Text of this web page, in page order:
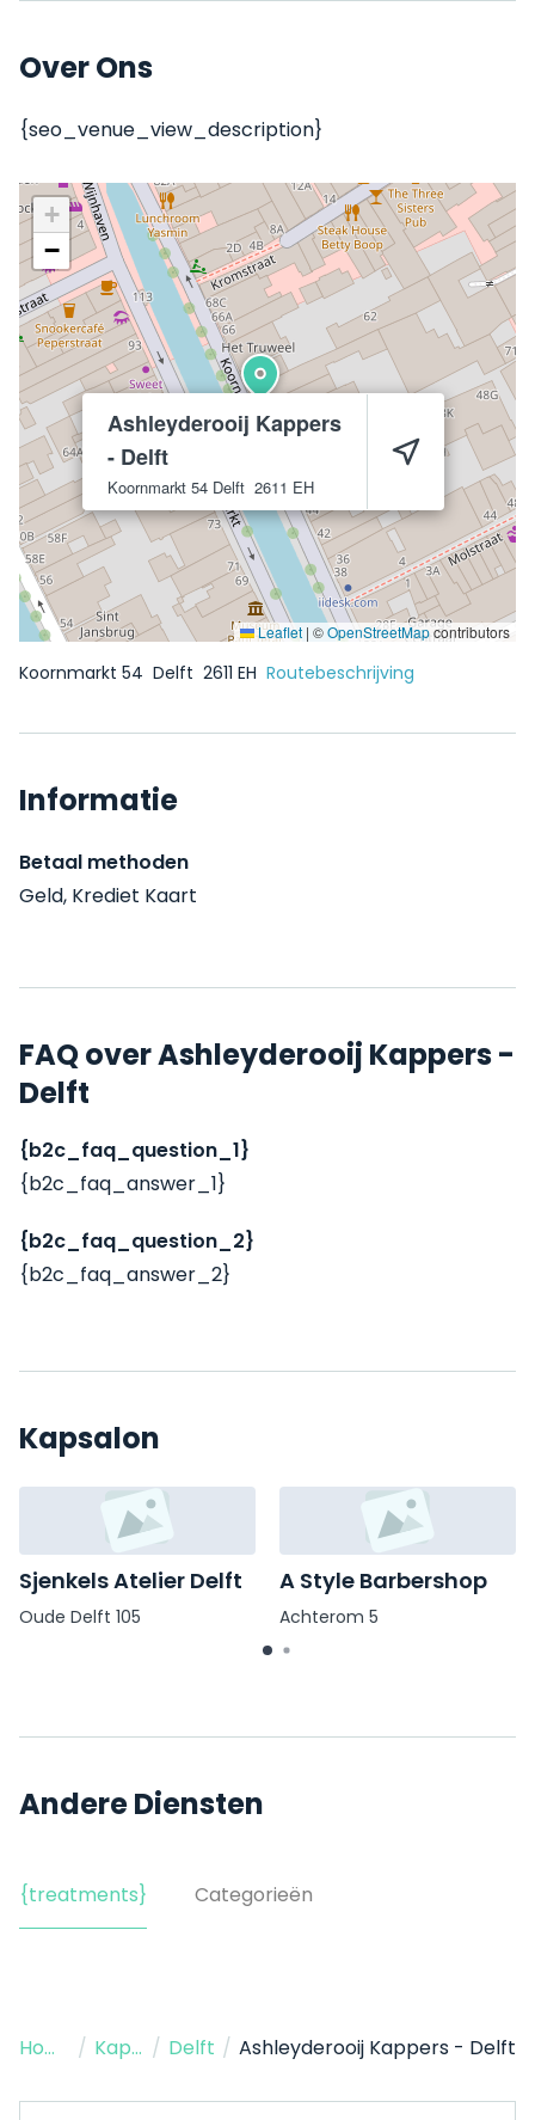
Over Ons
{seo_venue_view_description}
Ashleyderooij Kappers
- Delft
Koornmarkt 54 Delft 2611 EH
+
−
Leaflet | ©OpenStreetMapcontributors
Koornmarkt 54 Delft 2611 EH Routebeschrijving
Informatie
Betaal methoden
Geld, Krediet Kaart
FAQ over Ashleyderooij Kappers -
Delft
{b2c_faq_question_1}
{b2c_faq_answer_1}
{b2c_faq_question_2}
{b2c_faq_answer_2}
Kapsalon
Sjenkels Atelier Delft
Oude Delft 105
A Style Barbershop
Achterom 5
Andere Diensten
{treatments} Categorieën
Home / Kapper / Delft / Ashleyderooij Kappers - Delft